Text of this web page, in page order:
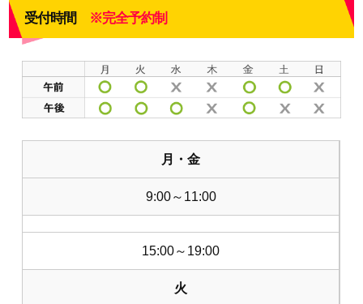
受付時間 ※完全予約制
月・金
9:00～11:00
15:00～19:00
火